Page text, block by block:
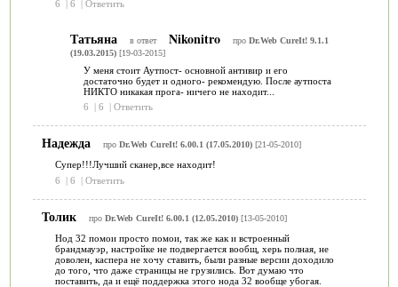
6
| 6 | Ответить
Татьяна в ответ Nikonitro про Dr.Web CureIt! 9.1.1
(19.03.2015)[19-03-2015]
У меня стоит Аутпост- основной антивир и его
достаточно будет и одного- рекомендую. После аутпоста
НИКТО никакая прога- ничего не находит...
6
| 6 | Ответить
Надежда про Dr.Web CureIt! 6.00.1 (17.05.2010)[21-05-2010]
Супер!!!Лучший сканер,все находит!
6
| 6 | Ответить
Толик про Dr.Web CureIt! 6.00.1 (12.05.2010)[13-05-2010]
Нод 32 помои просто помои, так же как и встроенный
брандмауэр, настройке не подвергается вообщ, херь полная, не
доволен, каспера не хочу ставить, были разные версии доходило
до того, что даже страницы не грузились. Вот думаю что
поставить, да и ещё поддержка этого нода 32 вообще убогая.